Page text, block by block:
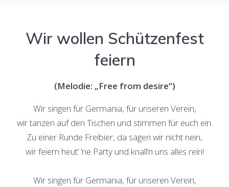
Wir wollen Schützenfest
feiern
(Melodie: „Free from desire“)
Wir singen für Germania, für unseren Verein,
wir tanzen auf den Tischen und stimmen für euch ein.
Zu einer Runde Freibier, da sagen wir nicht nein,
wir feiern heut‘ ’ne Party und knall’n uns alles rein!
Wir singen für Germania, für unseren Verein,